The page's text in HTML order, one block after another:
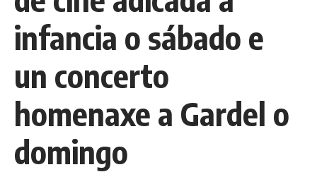
infancia o sábado e
un concerto
homenaxe a Gardel o
domingo